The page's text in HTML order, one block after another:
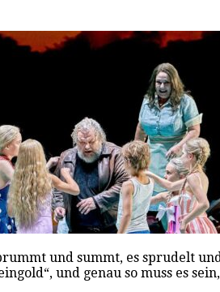
und summt, es sprudelt
und genau so muss es